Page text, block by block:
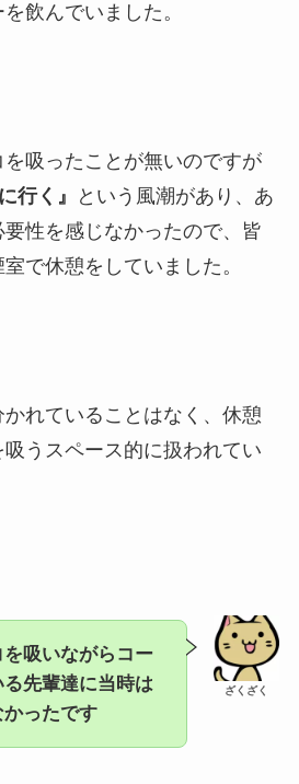
飲んでいました。
吸ったことが無いのですが
行く』
という風潮があり、あ
性を感じなかったので、皆
で休憩をしていました。
れていることはなく、休憩
うスペース的に扱われてい
ざくざく
吸いながらコー
先輩達に当時は
ったです